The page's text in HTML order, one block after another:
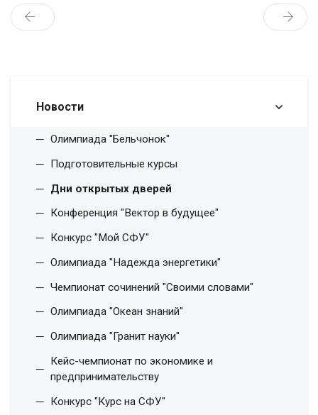
Новости
Олимпиада "Бельчонок"
Подготовительные курсы
Дни открытых дверей
Конференция "Вектор в будущее"
Конкурс "Мой СФУ"
Олимпиада "Надежда энергетики"
Чемпионат сочинений "Своими словами"
Олимпиада "Океан знаний"
Олимпиада "Гранит науки"
Кейс-чемпионат по экономике и
предпринимательству
Конкурс "Курс на СФУ"